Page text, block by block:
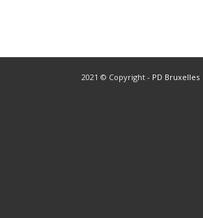
2021 © Copyright - PD Bruxelles